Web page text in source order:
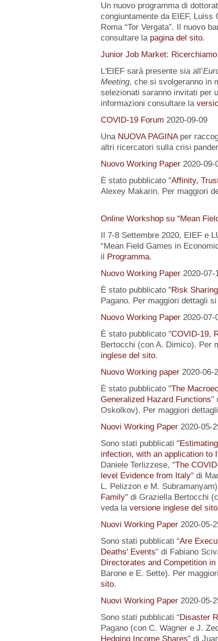
Un nuovo programma di
congiuntamente da EIEF, Luiss
Roma “Tor Vergata”. Il nuovo
consultare la pagina del sito.
Junior Job Market:
L'EIEF sarà presente sia all’
Meeting, che si svolgeranno in
selezionati saranno invitati per
informazioni consultare la
COVID-19 Forum 2020-09-09
Una NUOVA PAGINAper
altri ricercatori sulla crisi
Nuovo Working Paper 2020-09-
È stato pubblicato "Affinity,
Alexey Makarin. Per maggiori
Online Workshop su “Mean
Il 7-8 Settembre 2020, EIEF e
“Mean Field Games in
il Programma.
Nuovo Working Paper 2020-07-
È stato pubblicato "Risk
Pagano. Per maggiori dettagli
Nuovo Working Paper 2020-07-
È stato pubblicato "COVID-19,
Bertocchi (con A. Dimico). Per
inglese del sito.
Nuovo Working paper 2020-06-
È stato pubblicato "The
Generalized Hazard Functions"
Oskolkov). Per maggiori
Nuovi Working Paper 2020-05-
Sono stati pubblicati "
infection, with an application to
Daniele Terlizzese, "The
level Evidence from Italy" di
L. Pelizzon e M.
Family" di Graziella Bertocchi
veda la versione inglese del sito
Nuovi Working Paper 2020-05-
Sono stati pubblicati “Are
Deaths' Events” di Fabiano
Directorates and Competition in
Barone e E. Sette). Per
sito.
Nuovi Working Paper 2020-05-
Sono stati pubblicati “Disaster
Pagano (con C. Wagner e J.
Hedging Income Shares” di